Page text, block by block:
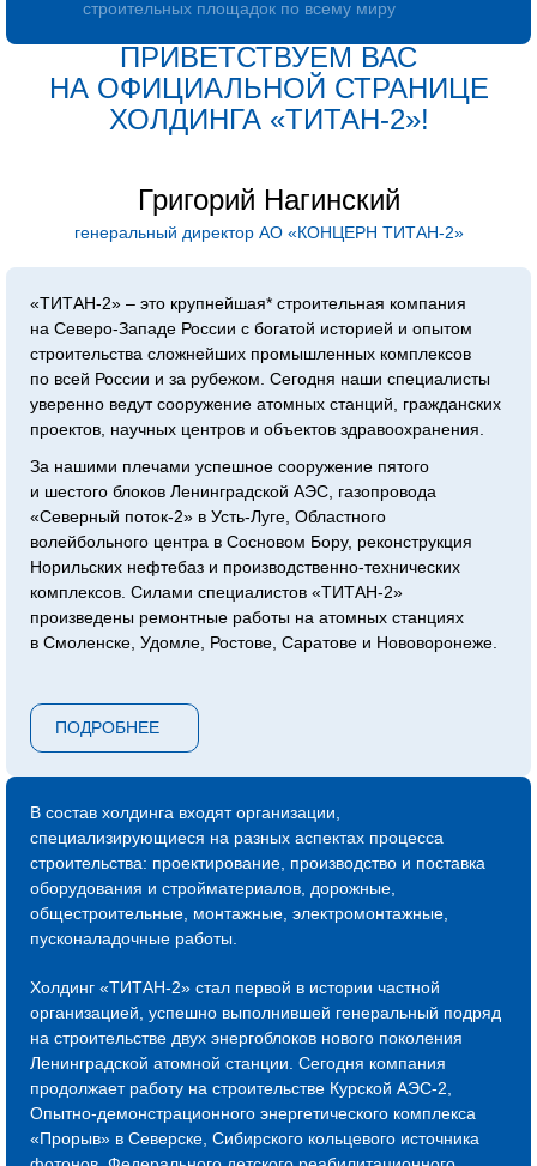
строительных площадок по всему миру
ПРИВЕТСТВУЕМ ВАС
НА ОФИЦИАЛЬНОЙ СТРАНИЦЕ
ХОЛДИН­ГА «ТИТАН‑2»!
Григорий Нагинский
генеральный директор АО «КОНЦЕРН ТИТАН‑2»
«ТИТАН‑2» – это крупнейшая* строительная компания
на Северо-Западе России с богатой историей и опытом
строительства сложнейших промышленных комплексов
по всей России и за рубежом. Сегодня наши специалисты
уверенно ведут сооружение атомных станций, гражданских
проектов, научных центров и объектов здравоохранения.
За нашими плечами успешное сооружение пятого
и шестого блоков Ленинградской АЭС, газопровода
«Северный поток-2» в Усть-Луге, Областного
волейбольного центра в Сосновом Бору, реконструкция
Норильских нефтебаз и производственно-технических
комплексов. Силами специалистов «ТИТАН‑2»
произведены ремонтные работы на атомных станциях
в Смоленске, Удомле, Ростове, Саратове и Нововоронеже.
очереди ЛАЭС – 7 и 8 блоков, градирни второго
энергоблока Курской АЭС, инновационный проект ОДЭК
«Прорыв» с реактором на быстрых нейтронах в Северске,
Центра коллективного пользования «Сибирский кольцевой
источник фотонов» в Новосибирске, инновационного
С 2015 года холдинг «ТИТАН‑2» присутствует
на международной арене атомных строек и на
сегодняшний день мы являемся генеральными
«Аккую» в Турции, АЭС «Эль-Дабаа» в Египте, АЭС
«Пакш-2» в Венгрии.
Компания растет, активно развивается и продолжает
международное сотрудничество. Благодаря
профессионализму наших строителей мы успешно строим
и развиваем атомное будущее России.
ПОДРОБНЕЕ
В состав холдинга входят организации,
специализирующиеся на разных аспектах процесса
строительства: проектирование, производство и поставка
оборудования и стройматериалов, дорожные,
общестроительные, монтажные, электромонтажные,
пусконаладочные работы.
Холдинг «ТИТАН‑2» стал первой в истории частной
организацией, успешно выполнившей генеральный подряд
на строительстве двух энергоблоков нового поколения
Ленинградской атомной станции. Сегодня компания
продолжает работу на строительстве Курской АЭС-2,
Опытно-демонстрационного энергетического комплекса
«Прорыв» в Северске, Сибирского кольцевого источника